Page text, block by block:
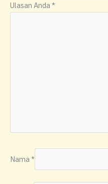
Ulasan Anda*
Nama*